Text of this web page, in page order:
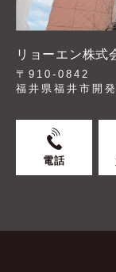
リョーエン株式
〒910-0842
福井県福井市開
電話